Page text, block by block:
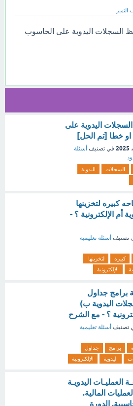
التميز
السجلات اليدوية على الحاسوب
اليدوية على
خطا [تم الحل]
في تصنيف أسئلة
السجلات
اليدوية
كبيره لتخزينها
أم الإلكترونية ؟ -
تصنيف أسئلة تعليمية
كبيره
لتخزينها
الإلكترونية
جداول
اليدوية ب)
؟ - مع الشرح
تصنيف أسئلة تعليمية
برامج
جداول
اليدوية الإلكترونية
اليدويـة
المالية.
الدورة